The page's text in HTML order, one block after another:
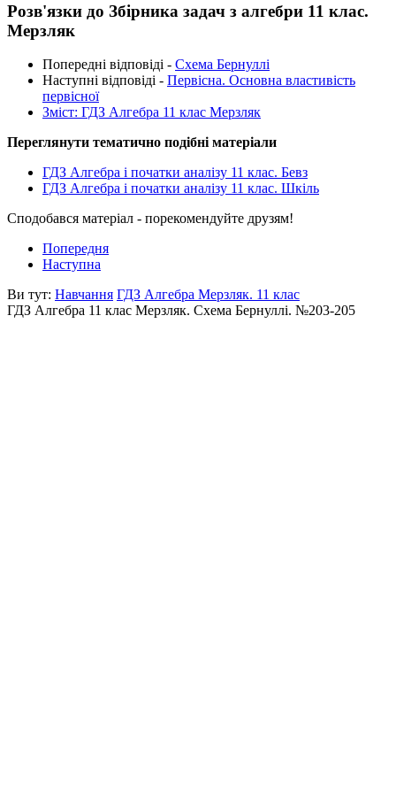
Розв'язки до Збірника задач з алгебри 11 клас.
Мерзляк
Попередні відповіді - Схема Бернуллі
Наступні відповіді - Первісна. Основна властивість
первісної
Зміст: ГДЗ Алгебра 11 клас Мерзляк
Переглянути тематично подібні матеріали
ГДЗ Алгебра і початки аналізу 11 клас. Бевз
ГДЗ Алгебра і початки аналізу 11 клас. Шкіль
Сподобався матеріал - порекомендуйте друзям!
Попередня
Наступна
Ви тут: Навчання ГДЗ Алгебра Мерзляк. 11 клас
ГДЗ Алгебра 11 клас Мерзляк. Схема Бернуллі. №203-205